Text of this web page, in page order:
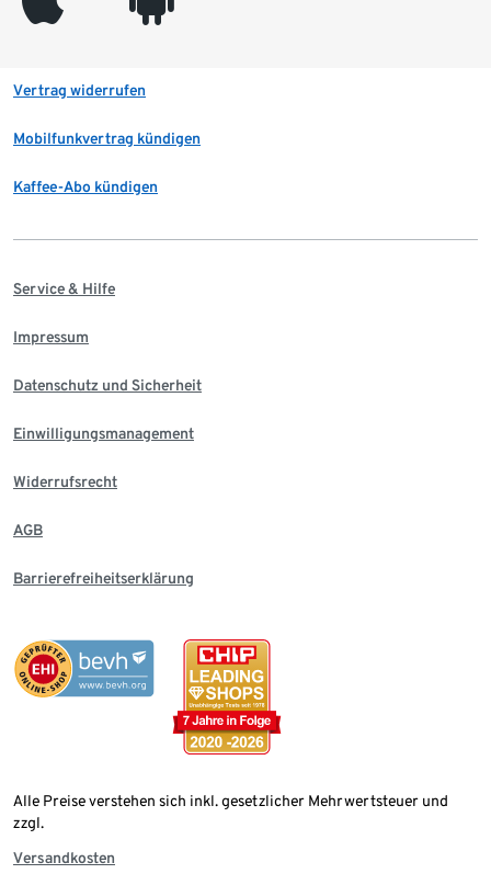
Vertrag widerrufen
Mobilfunkvertrag kündigen
Kaffee-Abo kündigen
Service & Hilfe
Impressum
Datenschutz und Sicherheit
Einwilligungsmanagement
Widerrufsrecht
AGB
Barrierefreiheitserklärung
Alle Preise verstehen sich inkl. gesetzlicher Mehrwertsteuer und
zzgl.
Versandkosten